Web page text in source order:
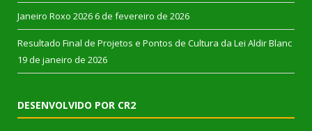
Janeiro Roxo 2026 6 de fevereiro de 2026
Resultado Final de Projetos e Pontos de Cultura da Lei Aldir Blanc
19 de janeiro de 2026
DESENVOLVIDO POR CR2